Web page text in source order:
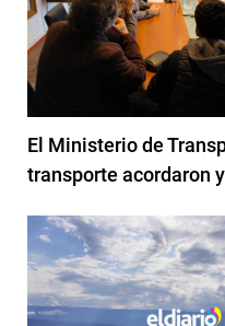
El Ministerio de
transporte acordaron